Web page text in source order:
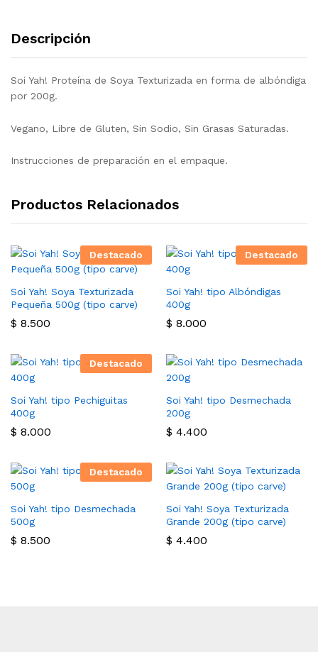
Descripción
Soi Yah! Proteína de Soya Texturizada en forma de albóndiga
por 200g.
Vegano, Libre de Gluten, Sin Sodio, Sin Grasas Saturadas.
Instrucciones de preparación en el empaque.
Productos Relacionados
Destacado
Soi Yah! Soya Texturizada
Pequeña 500g (tipo carve)
$ 8.500
Destacado
Soi Yah! tipo Albóndigas
400g
$ 8.000
Destacado
Soi Yah! tipo Pechiguitas
400g
$ 8.000
Soi Yah! tipo Desmechada
200g
$ 4.400
Destacado
Soi Yah! tipo Desmechada
500g
$ 8.500
Soi Yah! Soya Texturizada
Grande 200g (tipo carve)
$ 4.400